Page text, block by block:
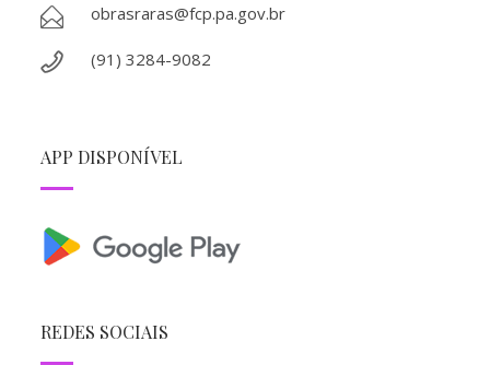
obrasraras@fcp.pa.gov.br
(91) 3284-9082
APP DISPONÍVEL
REDES SOCIAIS